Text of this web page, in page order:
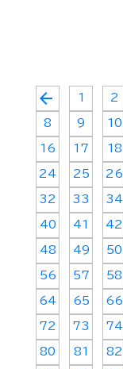
arrow_back 1 2
8 9 10
16 17 18
24 25 26
32 33 34
40 41 42
48 49 50
56 57 58
64 65 66
72 73 74
80 81 82